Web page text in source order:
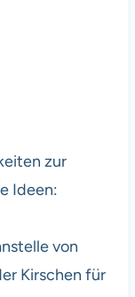
zur
Ideen:
von
Kirschen für